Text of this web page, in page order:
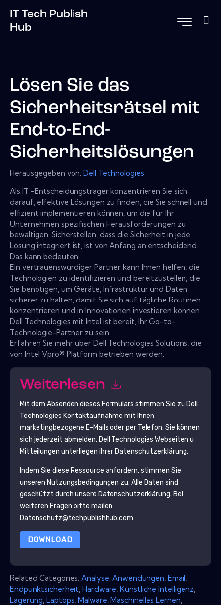
IT Tech Publish
Hub
Lösen Sie das
Sicherheitsrätsel mit
End-to-End-
Sicherheitslösungen
Herausgegeben von: Dell Technologies
Als IT -Entscheidungsträger konzentrieren Sie sich
darauf, effektive Lösungen zu finden, die Sie schnell und
effizient implementieren können, um die für Ihr
Unternehmen spezifischen Herausforderungen zu
bewältigen. Sicherstellen, dass die Sicherheit in jede
Lösung integriert ist, ist von Anfang an entscheidend.
Das kann bedeuten:
Ein vertrauenswürdiger Partner kann Ihnen helfen, die
Technologien zu identifizieren und bereitzustellen, die
Sie benötigen, um Geräte, Infrastruktur und Daten
sicherer zu halten, damit Sie sich auf tägliche Routinen
konzentrieren und in Innovationen investieren können.
Dell Technologies mit Intel ist bereit, Ihr Go-to-
Technologie-Partner zu sein.
Erfahren Sie mehr über Dell Technologies Solutions, die
von Intel Vpro® Platform betrieben werden.
Weiterlesen
Mit dem Absenden dieses Formulars stimmen Sie zu Dell
Technologies Kontaktaufnahme mit Ihnen
marketingbezogene E-Mails oder per Telefon. Sie können
sich jederzeit abmelden. Dell Technologies Webseiten u
Mitteilungen unterliegen ihrer Datenschutzerklärung.
Indem Sie diese Ressource anfordern, stimmen Sie
unseren Nutzungsbedingungen zu. Alle Daten sind
geschützt durch unsere Datenschutzerklärung. Bei
weiteren Fragen bitte mailen
Datenschutz@techpublishhub.com
DOWNLOAD
Related Categories: Analyse Anwendungen Email
Endpunktsicherheit Hardware Künstliche Intelligenz
Lagerung Laptops Malware Maschinelles Lernen